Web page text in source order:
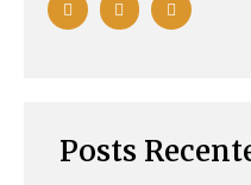
Posts